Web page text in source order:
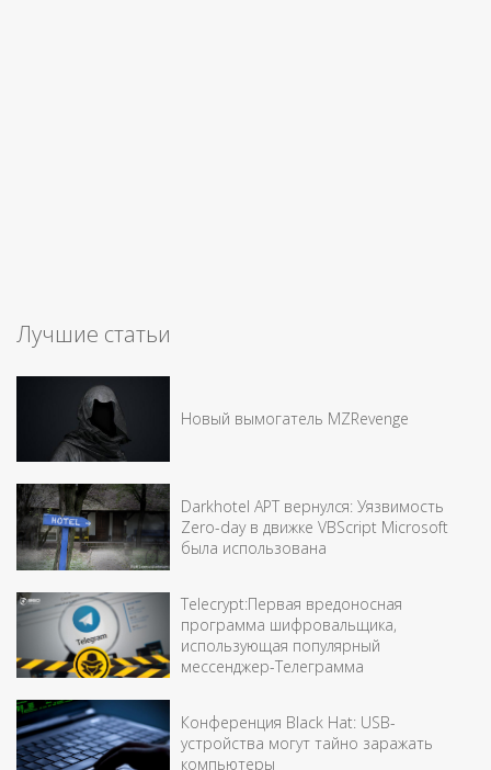
Лучшие статьи
Новый вымогатель MZRevenge
Darkhotel APT вернулся: Уязвимость
Zero-day в движке VBScript Microsoft
была использована
Telecrypt:Первая вредоносная
программа шифровальщика,
использующая популярный
мессенджер-Телеграмма
Конференция Black Hat: USB-
устройства могут тайно заражать
компьютеры